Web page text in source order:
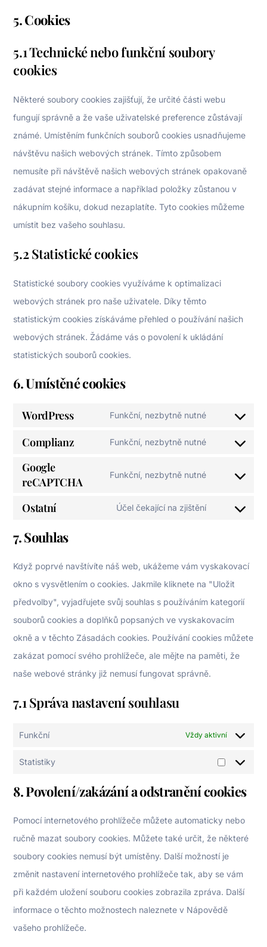
5. Cookies
5.1 Technické nebo funkční soubory
cookies
Některé soubory cookies zajišťují, že určité části webu
fungují správně a že vaše uživatelské preference zůstávají
známé. Umístěním funkčních souborů cookies usnadňujeme
návštěvu našich webových stránek. Tímto způsobem
nemusíte při návštěvě našich webových stránek opakovaně
zadávat stejné informace a například položky zůstanou v
nákupním košíku, dokud nezaplatíte. Tyto cookies můžeme
umístit bez vašeho souhlasu.
5.2 Statistické cookies
Statistické soubory cookies využíváme k optimalizaci
webových stránek pro naše uživatele. Díky těmto
statistickým cookies získáváme přehled o používání našich
webových stránek. Žádáme vás o povolení k ukládání
statistických souborů cookies.
6. Umístěné cookies
WordPress
Funkční, nezbytně nutné
Consent
wordpress
Complianz
Funkční, nezbytně nutné
Consent
complianz
Google
reCAPTCHA
Funkční, nezbytně nutné
Consent
Ostatní
Účel čekající na zjištění
Consent
ostatní
7. Souhlas
Když poprvé navštívíte náš web, ukážeme vám vyskakovací
okno s vysvětlením o cookies. Jakmile kliknete na "Uložit
předvolby", vyjadřujete svůj souhlas s používáním kategorií
souborů cookies a doplňků popsaných ve vyskakovacím
okně a v těchto Zásadách cookies. Používání cookies můžete
zakázat pomocí svého prohlížeče, ale mějte na paměti, že
naše webové stránky již nemusí fungovat správně.
7.1 Správa nastavení souhlasu
Funkční Vždy aktivní
Statistiky
8. Povolení/zakázání a odstranění cookies
Pomocí internetového prohlížeče můžete automaticky nebo
ručně mazat soubory cookies. Můžete také určit, že některé
soubory cookies nemusí být umístěny. Další možností je
změnit nastavení internetového prohlížeče tak, aby se vám
při každém uložení souboru cookies zobrazila zpráva. Další
informace o těchto možnostech naleznete v Nápovědě
vašeho prohlížeče.